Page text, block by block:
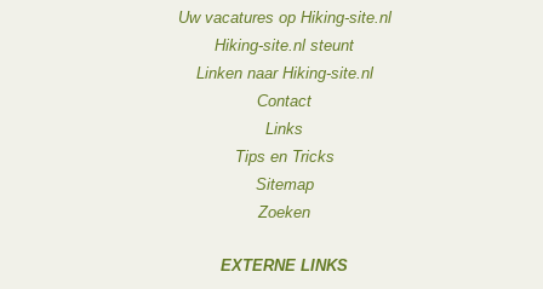
Uw vacatures op Hiking-site.nl
Hiking-site.nl steunt
Linken naar Hiking-site.nl
Contact
Links
Tips en Tricks
Sitemap
Zoeken
EXTERNE LINKS